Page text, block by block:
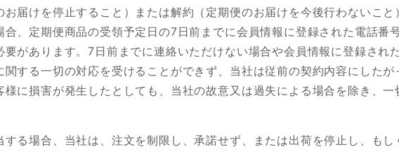
届けを停止すること）または解約（定期便のお届けを今後行わないこと
合、定期便商品の受領予定日の7日前までに会員情報に登録された電話番
があります。7日前までに連絡いただけない場合や会員情報に登録され
する一切の対応を受けることができず、当社は従前の契約内容にしたが
に損害が発生したとしても、当社の故意又は過失による場合を除き、一
る場合、当社は、注文を制限し、承諾せず、または出荷を停止し、も